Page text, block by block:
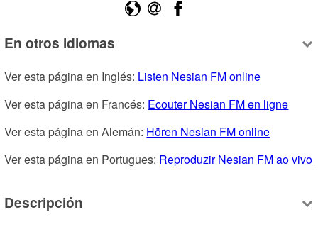
En otros idiomas
Ver esta página en Inglés: Listen Nesian FM online
Ver esta página en Francés: Ecouter Nesian FM en ligne
Ver esta página en Alemán: Hören Nesian FM online
Ver esta página en Portugues: Reproduzir Nesian FM ao vivo
Descripción